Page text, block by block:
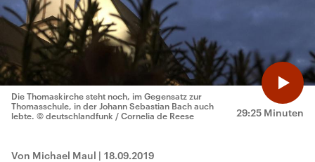
29:25 Minuten
Die Thomaskirche steht noch, im Gegensatz zur
Thomasschule, in der Johann Sebastian Bach auch
lebte. © deutschlandfunk / Cornelia de Reese
Von Michael Maul | 18.09.2019